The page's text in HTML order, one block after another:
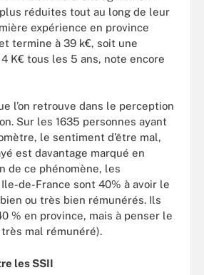
réduites tout au long de leur
expérience en province
termine à 39 k€, soit une
K€ tous les 5 ans, note encore
l’on retrouve dans le perception
Sur les 1635 personnes ayant
le sentiment d’être mal,
est davantage marqué en
de ce phénomène, les
de-France sont 40% à avoir le
ou très bien rémunérés. Ils
% en province, mais à penser le
mal rémunéré).
les SSII